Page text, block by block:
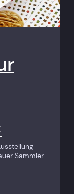
Sammler